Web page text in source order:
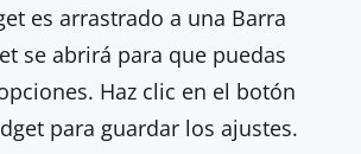
es arrastrado a una Barra
se abrirá para que puedas
Haz clic en el botón
para guardar los ajustes.